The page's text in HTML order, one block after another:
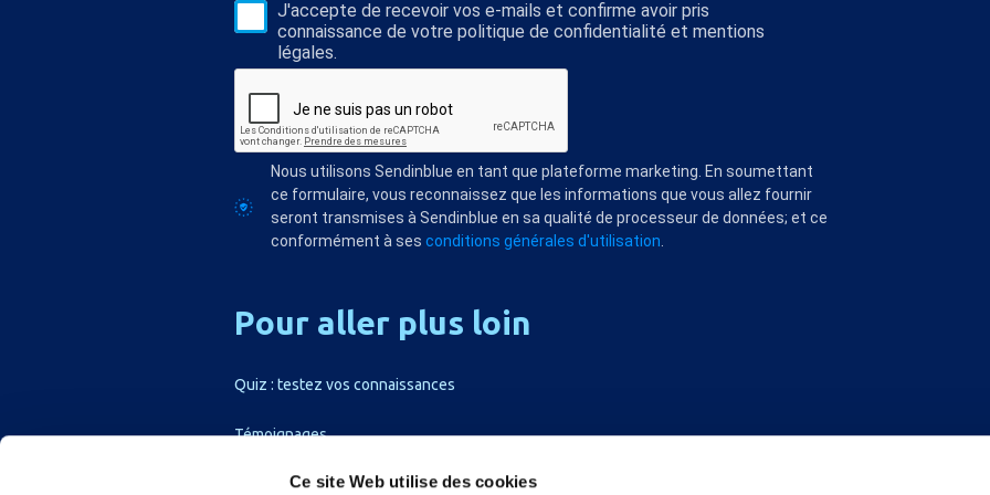
Ce site Web utilise des cookies
J'accepte de recevoir vos e-mails et confirme avoir pris
connaissance de votre politique de confidentialité et mentions
légales.
Nous utilisons Sendinblue en tant que plateforme marketing. En soumettant
ce formulaire, vous reconnaissez que les informations que vous allez fournir
seront transmises à Sendinblue en sa qualité de processeur de données; et ce
conformément à sesconditions générales d'utilisation.
Pour aller plus loin
Quiz : testez vos connaissances
Témoignages